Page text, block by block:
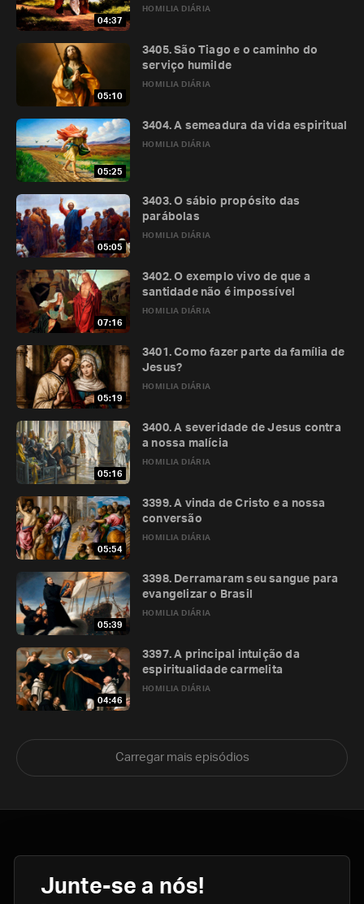
04:37
HOMILIA DIÁRIA
05:10
HOMILIA DIÁRIA
3405. São Tiago e o caminho do
serviço humilde
05:25
HOMILIA DIÁRIA
3404. A semeadura da vida espiritual
05:05
HOMILIA DIÁRIA
3403. O sábio propósito das
parábolas
07:16
HOMILIA DIÁRIA
3402. O exemplo vivo de que a
santidade não é impossível
05:19
HOMILIA DIÁRIA
3401. Como fazer parte da família de
Jesus?
05:16
HOMILIA DIÁRIA
3400. A severidade de Jesus contra
a nossa malícia
05:54
HOMILIA DIÁRIA
3399. A vinda de Cristo e a nossa
conversão
05:39
HOMILIA DIÁRIA
3398. Derramaram seu sangue para
evangelizar o Brasil
04:46
HOMILIA DIÁRIA
3397. A principal intuição da
espiritualidade carmelita
Carregar mais episódios
Junte-se a nós!